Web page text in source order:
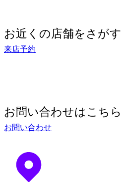
お近くの店舗をさがす
来店予約
お問い合わせはこちら
お問い合わせ